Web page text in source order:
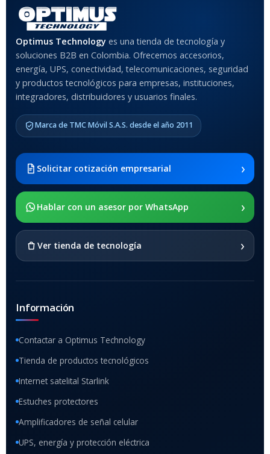
Anti-Shock
MODELO DE TABLETS
COMPATIBLES
Samsung Galaxy Tab A8 10.5
2021 SM-x200 / Samsung
x205
SOPORTE DE APOYO
Optimus Technology es una tienda de tecnología y
soluciones B2B en Colombia. Ofrecemos accesorios,
energía, UPS, conectividad, telecomunicaciones, seguridad
y productos tecnológicos para empresas, instituciones,
integradores, distribuidores y usuarios finales.
Marca de TMC Móvil S.A.S. desde el año 2011
Solicitar cotización empresarial ›
Hablar con un asesor por WhatsApp ›
Ver tienda de tecnología ›
Información
Contactar a Optimus Technology
Tienda de productos tecnológicos
Internet satelital Starlink
Estuches protectores
Amplificadores de señal celular
UPS, energía y protección eléctrica